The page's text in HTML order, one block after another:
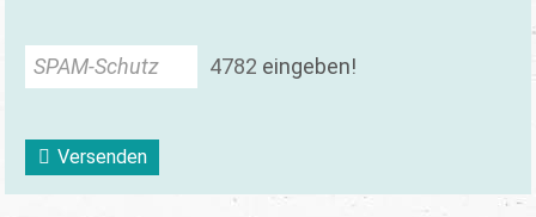
SPAM-Schutz 4782 eingeben!
Versenden